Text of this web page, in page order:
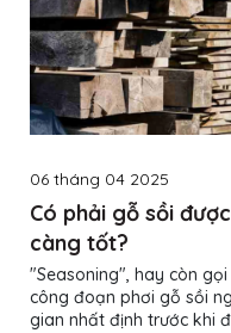
06 tháng 04 2025
Có phải gỗ sồi
càng tốt?
"Seasoning", hay còn
công đoạn phơi gỗ sồi
gian nhất định trước khi